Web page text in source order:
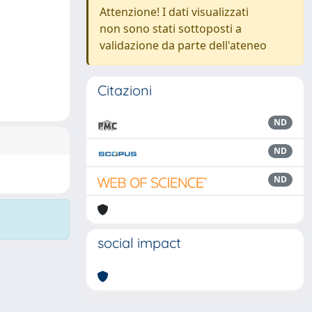
Attenzione! I dati visualizzati
non sono stati sottoposti a
validazione da parte dell'ateneo
Citazioni
ND
ND
ND
social impact